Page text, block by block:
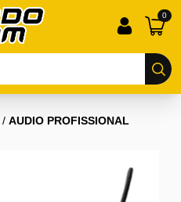
0
/ AUDIO PROFISSIONAL